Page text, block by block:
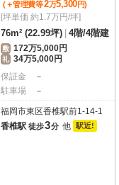
(＋管理費等2万5,300円)
[坪単価 約1.7万円/坪]
76m² (22.99坪) 4階/4階建
敷 172万5,000円
礼 34万5,000円
保証金
－
駐車場
－
福岡市東区香椎駅前1-14-1
香椎駅 徒歩3分 他 駅近!